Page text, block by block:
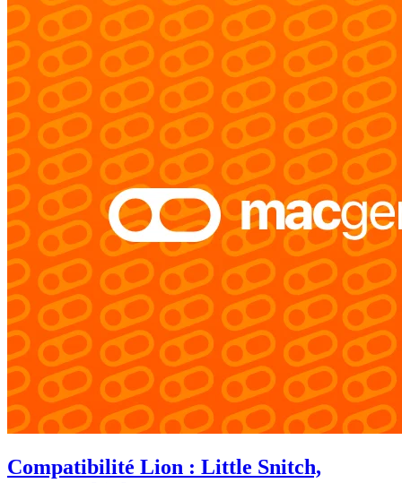
Compatibilité Lion : Little Snitch,